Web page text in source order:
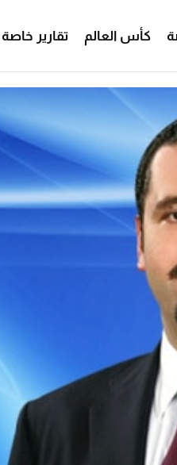
كأس العالم تقارير خاصة